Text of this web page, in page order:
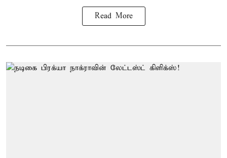
Read More